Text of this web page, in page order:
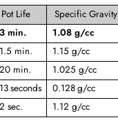
Pot Life
Specific Gravity
3 min.
1.08 g/cc
1.5 min.
1.15 g/cc
20 min.
1.025 g/cc
13 seconds
0.128 g/cc
2 sec. 1.12 g/cc